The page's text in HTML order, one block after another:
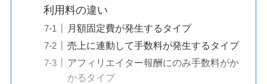
利用料の違い
月額固定費が発生するタイプ
売上に連動して手数料が発生するタイプ
アフィリエイター報酬にのみ手数料がか
かるタイプ